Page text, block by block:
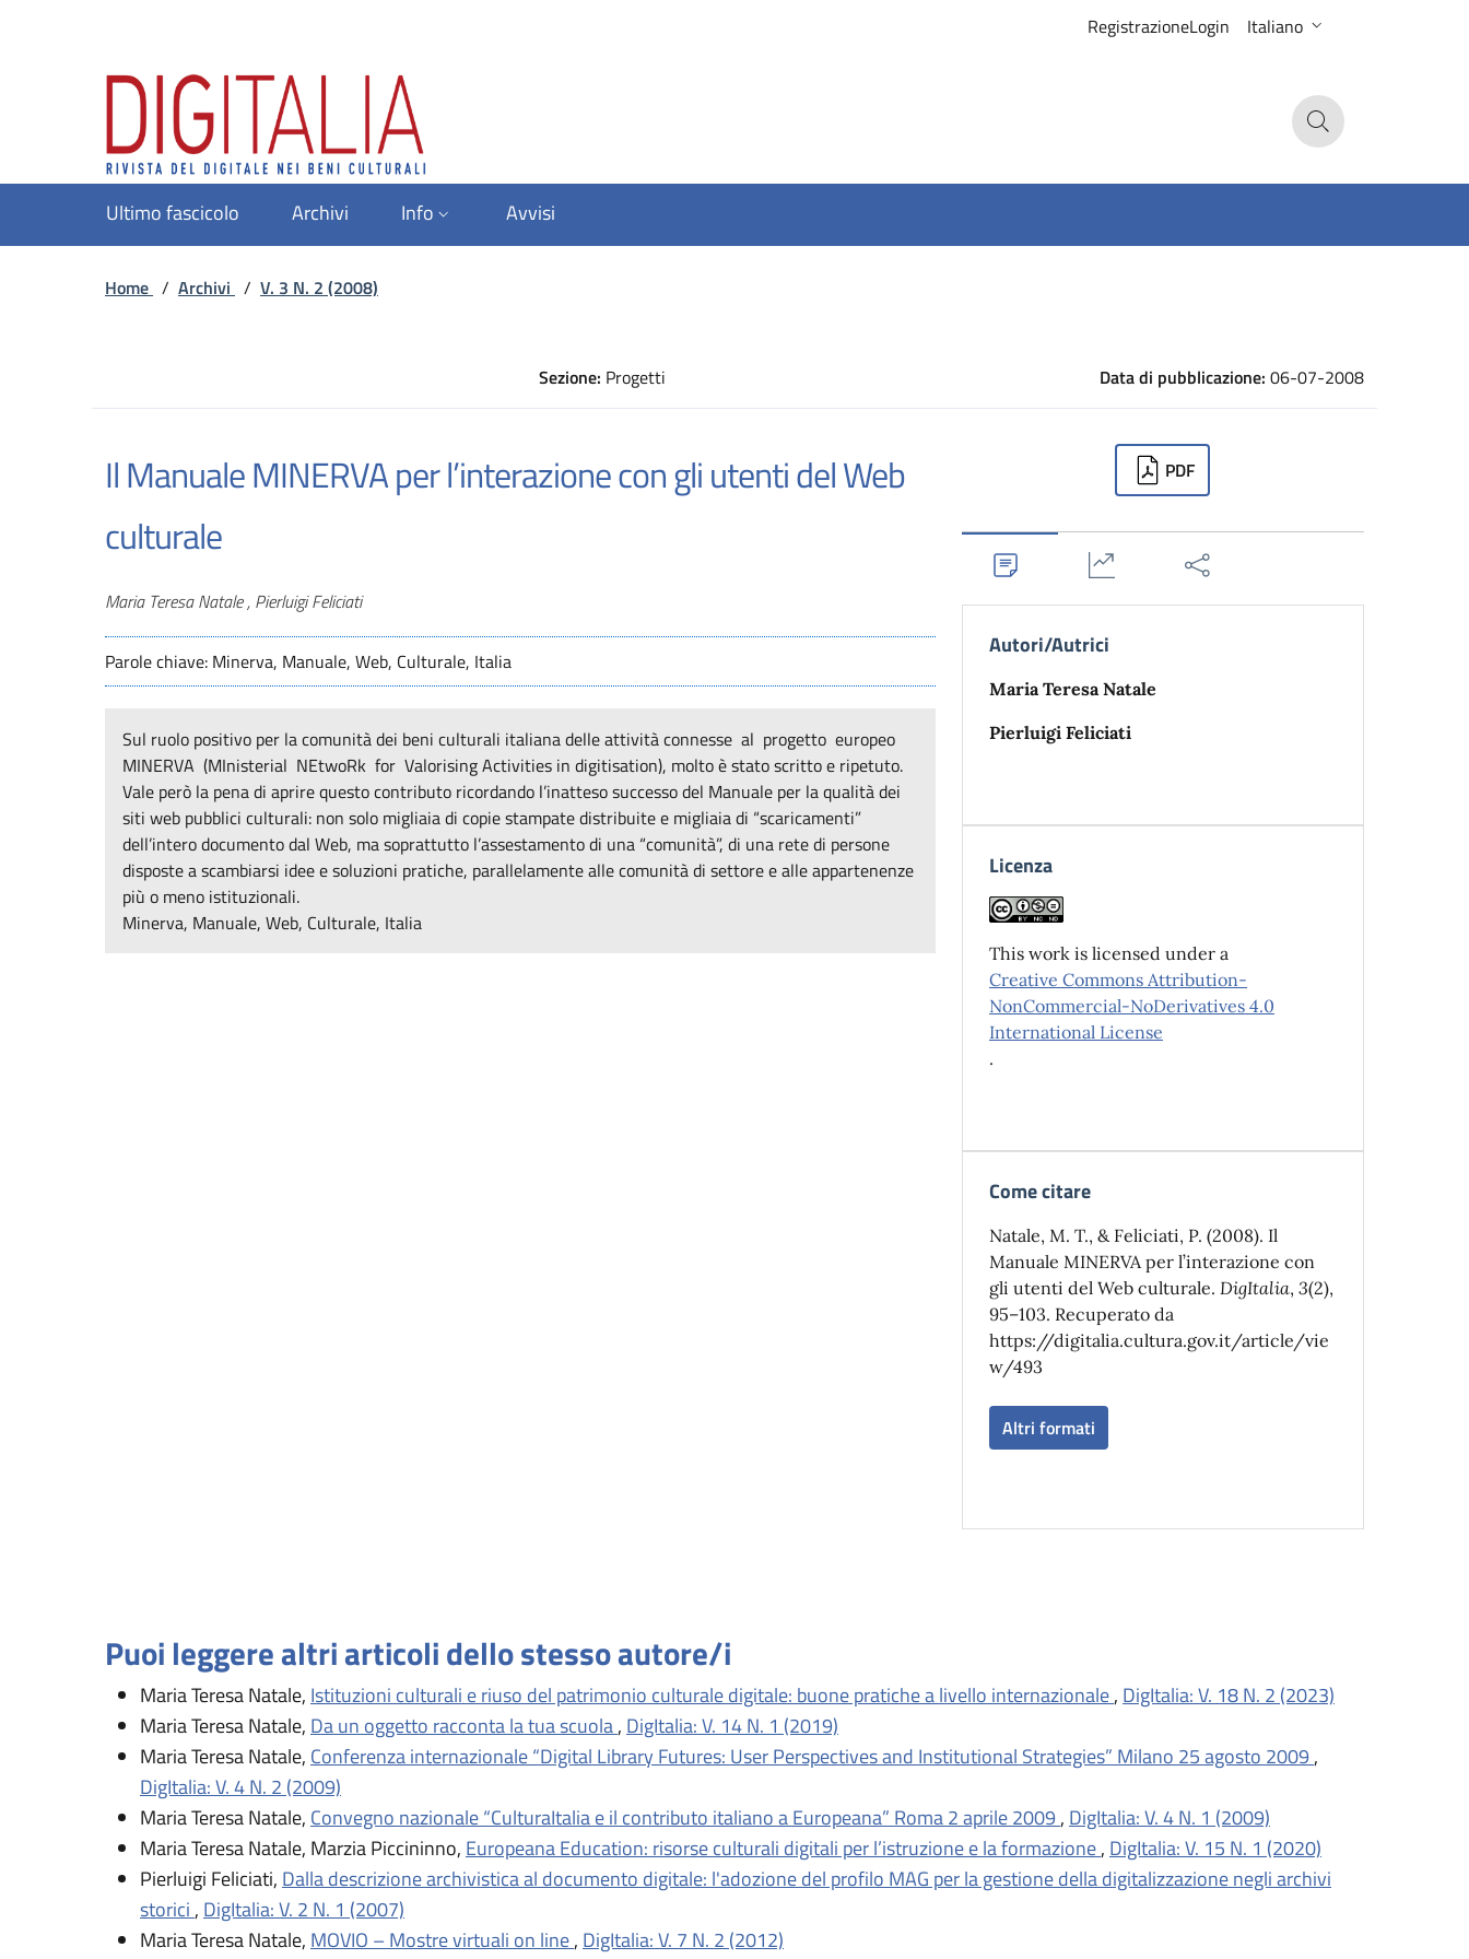
RegistrazioneLogin Italiano
Ultimo fascicolo Archivi Info Avvisi
Home / Archivi / V. 3 N. 2 (2008)
Sezione: Progetti Data di pubblicazione: 06-07-2008
Il Manuale MINERVA per l’interazione con gli utenti del Web
culturale
Autori
Maria Teresa Natale , Pierluigi Feliciati
Parole chiave: Minerva, Manuale, Web, Culturale, Italia
Sul ruolo positivo per la comunità dei beni culturali italiana delle attività connesse al progetto europeo
MINERVA (MInisterial NEtwoRk for Valorising Activities in digitisation), molto è stato scritto e ripetuto.
Vale però la pena di aprire questo contributo ricordando l’inatteso successo del Manuale per la qualità dei
siti web pubblici culturali: non solo migliaia di copie stampate distribuite e migliaia di “scaricamenti”
dell’intero documento dal Web, ma soprattutto l’assestamento di una “comunità”, di una rete di persone
disposte a scambiarsi idee e soluzioni pratiche, parallelamente alle comunità di settore e alle appartenenze
più o meno istituzionali.
Minerva, Manuale, Web, Culturale, Italia
PDF
Autori/Autrici
Maria Teresa Natale
Pierluigi Feliciati
Licenza
This work is licensed under a
Creative Commons Attribution-
NonCommercial-NoDerivatives 4.0
International License
.
Come citare
Natale, M. T., & Feliciati, P. (2008). Il
Manuale MINERVA per l’interazione con
gli utenti del Web culturale. DigItalia, 3(2),
95–103. Recuperato da
https://digitalia.cultura.gov.it/article/vie
w/493
Altri formati
Puoi leggere altri articoli dello stesso autore/i
Maria Teresa Natale, Istituzioni culturali e riuso del patrimonio culturale digitale: buone pratiche a livello internazionale, DigItalia: V. 18 N. 2 (2023)
Maria Teresa Natale, Da un oggetto racconta la tua scuola, DigItalia: V. 14 N. 1 (2019)
Maria Teresa Natale, Conferenza internazionale “Digital Library Futures: User Perspectives and Institutional Strategies” Milano 25 agosto 2009,
DigItalia: V. 4 N. 2 (2009)
Maria Teresa Natale, Convegno nazionale “CulturaItalia e il contributo italiano a Europeana” Roma 2 aprile 2009, DigItalia: V. 4 N. 1 (2009)
Maria Teresa Natale, Marzia Piccininno, Europeana Education: risorse culturali digitali per l’istruzione e la formazione, DigItalia: V. 15 N. 1 (2020)
Pierluigi Feliciati, Dalla descrizione archivistica al documento digitale: l'adozione del profilo MAG per la gestione della digitalizzazione negli archivi
storici , DigItalia: V. 2 N. 1 (2007)
Maria Teresa Natale, MOVIO – Mostre virtuali on line, DigItalia: V. 7 N. 2 (2012)